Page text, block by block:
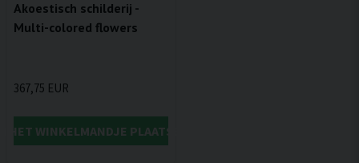
Akoestisch schilderij -
Multi-colored flowers
367,75 EUR
HET WINKELMANDJE PLAATSEN